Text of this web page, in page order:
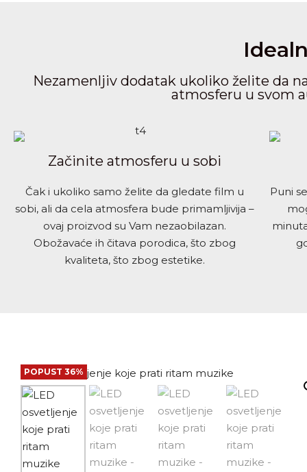
Nezamenljiv dodatak ukoliko želite da
atmosferu u svom
Začinite atmosferu u sobi
Čak i ukoliko samo želite da gledate film u
sobi, ali da cela atmosfera bude primamljivija –
ovaj proizvod su Vam nezaobilazan.
Obožavaće ih čitava porodica, što zbog
kvaliteta, što zbog estetike.
Puni
POPUST 36%